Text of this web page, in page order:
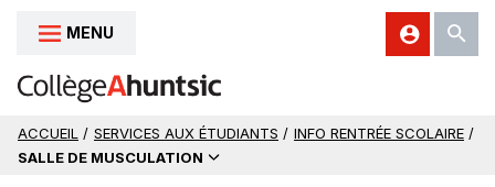
Aller au contenu
MENU
ACCUEIL / SERVICES AUX ÉTUDIANTS / INFO RENTRÉE SCOLAIRE /
SALLE DE MUSCULATION